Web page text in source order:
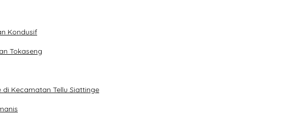
Kondusif
Tokaseng
Kecamatan Tellu Siattinge